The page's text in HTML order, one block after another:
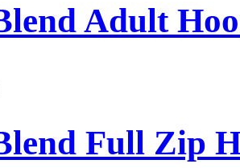
Adult
Full Zip